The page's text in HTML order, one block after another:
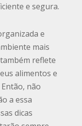
e segura.
e
mais
reflete
alimentos e
não
a essa
dicas